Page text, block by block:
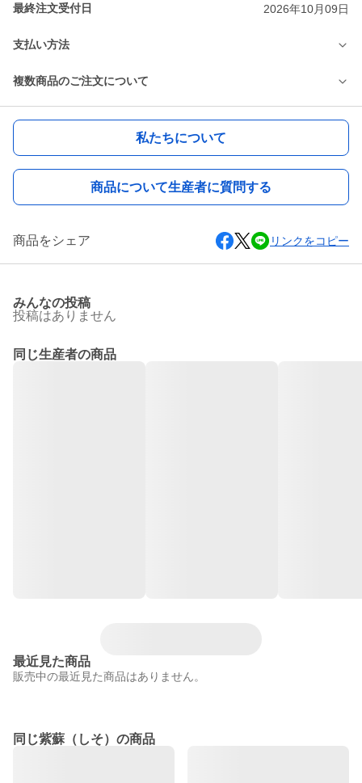
最終注文受付日 2026年10月09日
支払い方法
複数商品のご注文について
私たちについて
商品について生産者に質問する
商品をシェア リンクをコピー
みんなの投稿
投稿はありません
同じ生産者の商品
最近見た商品
販売中の最近見た商品はありません。
同じ紫蘇（しそ）の商品